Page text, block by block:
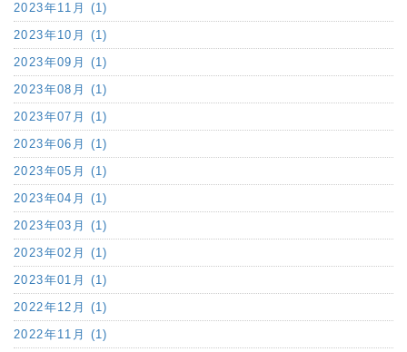
2023年11月 (1)
2023年10月 (1)
2023年09月 (1)
2023年08月 (1)
2023年07月 (1)
2023年06月 (1)
2023年05月 (1)
2023年04月 (1)
2023年03月 (1)
2023年02月 (1)
2023年01月 (1)
2022年12月 (1)
2022年11月 (1)